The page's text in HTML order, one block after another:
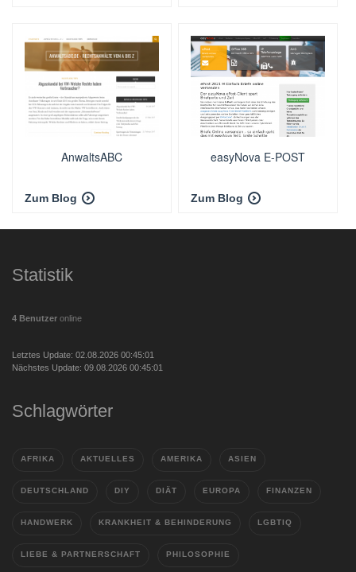
AnwaltsABC
Zum Blog
easyNova E-POST
Zum Blog
Statistik
4 Benutzer online
Letztes Update: 02.08.2026 00:45:01
Nächstes Update: 09.08.2026 00:45:01
Schlagwörter
AFRIKA AKTUELLES AMERIKA ASIEN
DEUTSCHLAND DIY DIÄT EUROPA FINANZEN
HANDWERK KRANKHEIT & BEHINDERUNG LGBTIQ
LIEBE & PARTNERSCHAFT PHILOSOPHIE